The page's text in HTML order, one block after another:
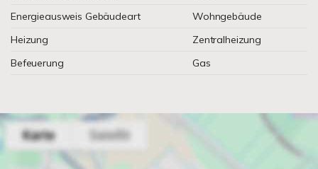
Energieausweis Gebäudeart
Wohngebäude
Heizung
Zentralheizung
Befeuerung
Gas